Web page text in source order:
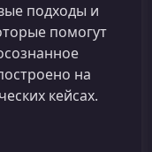
подходы и
помогут
на
кейсах.